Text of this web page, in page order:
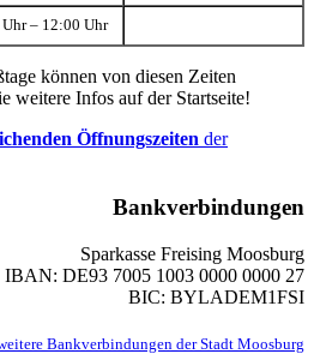
– 12:00 Uhr
können von diesen Zeiten
weitere Infos auf der Startseite!
Öffnungszeiten der
Bankverbindungen
Sparkasse Freising Moosburg
IBAN: DE93 7005 1003 0000 0000 27
BIC: BYLADEM1FSI
Bankverbindungen der Stadt Moosburg